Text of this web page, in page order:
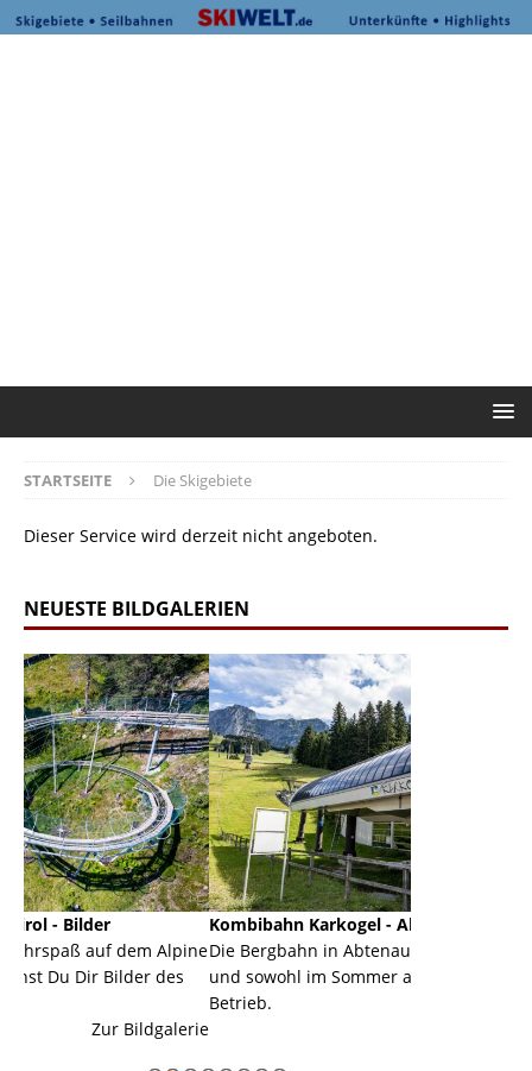
STARTSEITE Die Skigebiete
Dieser Service wird derzeit nicht angeboten.
NEUESTE BILDGALERIEN
Alpine
des
Kombibahn Karkogel - Abtenau - Salzburg
Die Bergbahn in Abtenau ist eine Kombibahn
und sowohl im Sommer als auch im Winter in